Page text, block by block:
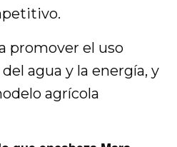
promover el uso
agua y la energía, y
agrícola